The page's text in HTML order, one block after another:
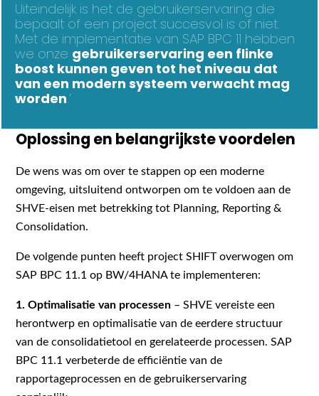
Uiteindelijk is het de gebruikerservaring die
bepaalt of een project succesvol is of niet.
Met de implementatie van SAP BPC 11 hebben
we onze gebruikerservaring een flinke
boost kunnen geven tot het niveau dat
van een modern systeem verwacht mag
worden.’
Oplossing en belangrijkste voordelen
De wens was om over te stappen op een moderne
omgeving, uitsluitend ontworpen om te voldoen aan de
SHVE-eisen met betrekking tot Planning, Reporting &
Consolidation.
De volgende punten heeft project SHIFT overwogen om
SAP BPC 11.1 op BW/4HANA te implementeren:
1. Optimalisatie van processen – SHVE vereiste een
herontwerp en optimalisatie van de eerdere structuur
van de consolidatietool en gerelateerde processen. SAP
BPC 11.1 verbeterde de efficiëntie van de
rapportageprocessen en de gebruikerservaring